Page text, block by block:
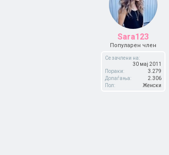
Sara123
Популарен член
Се зачлени на:
30 мај 2011
Пораки:
3.279
Допаѓања:
2.306
Пол:
Женски